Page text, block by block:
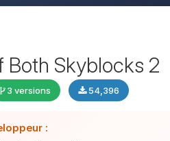
Both Skyblocks 2
3 versions 54,396
: